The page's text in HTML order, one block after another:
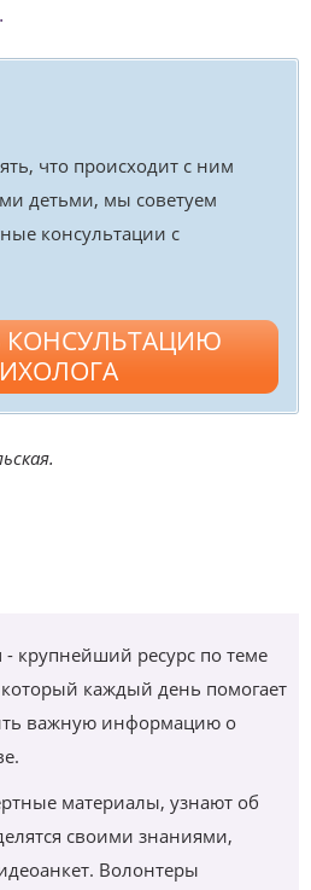
что происходит с ним
детьми, мы советуем
консультации с
КОНСУЛЬТАЦИЮ
- крупнейший ресурс по теме
который каждый день помогает
важную информацию о
материалы, узнают об
своими знаниями,
Волонтеры